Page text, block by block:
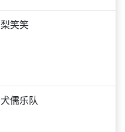
梨笑笑
犬儒乐队